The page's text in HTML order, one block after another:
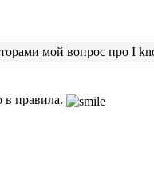
мой вопрос про I
правила.